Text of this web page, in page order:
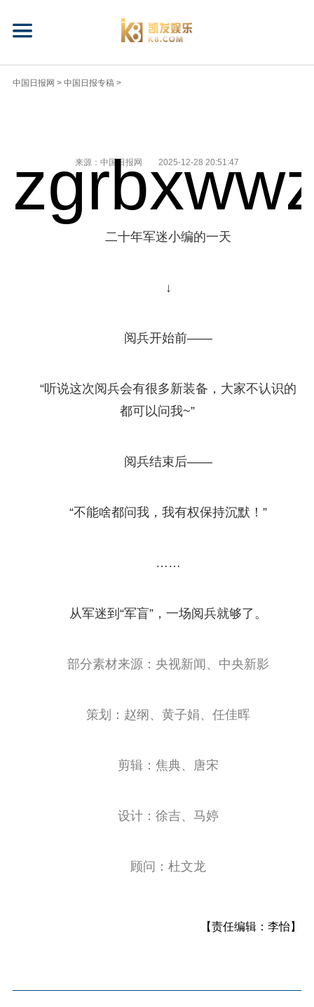
中国日报网 > 中国日报专稿 >
来源：中国日报网 2025-12-28 20:51:47
二十年军迷小编的一天
↓
阅兵开始前——
“听说这次阅兵会有很多新装备，大家不认识的
都可以问我~”
阅兵结束后——
“不能啥都问我，我有权保持沉默！”
……
从军迷到“军盲”，一场阅兵就够了。
部分素材来源：央视新闻、中央新影
策划：赵纲、黄子娟、任佳晖
剪辑：焦典、唐宋
设计：徐吉、马婷
顾问：杜文龙
【责任编辑：李怡】